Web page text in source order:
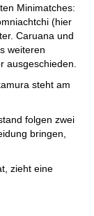
Minimatches:
(hier
Caruana und
weiteren
ausgeschieden.
steht am
folgen zwei
bringen,
zieht eine